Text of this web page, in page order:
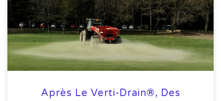
Après Le Verti-Drain®, Des